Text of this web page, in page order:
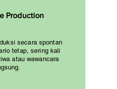
Production
secara spontan
tetap, sering kali
atau wawancara